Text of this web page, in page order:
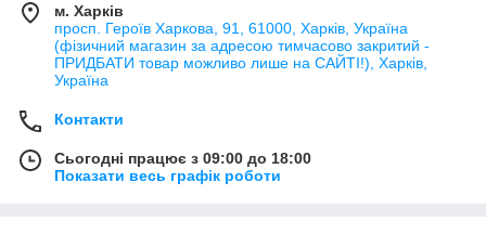
м. Харків
просп. Героїв Харкова, 91, 61000, Харків, Україна
(фізичний магазин за адресою тимчасово закритий -
ПРИДБАТИ товар можливо лише на САЙТІ!), Харків,
Україна
Контакти
Сьогодні працює з 09:00 до 18:00
Показати весь графік роботи